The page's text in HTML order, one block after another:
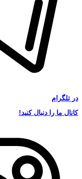
در تلگرام
کانال ما را دنبال کنید!